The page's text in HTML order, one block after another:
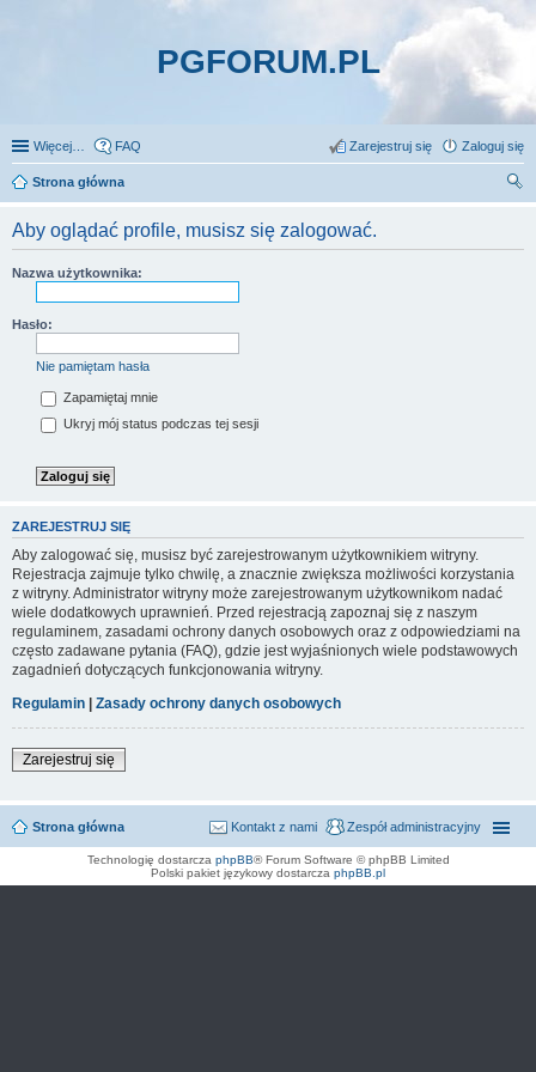
PGFORUM.PL
Więcej… FAQ Zaloguj się
Zarejestruj się
Strona główna
Aby oglądać profile, musisz się zalogować.
Nazwa użytkownika:
Hasło:
Nie pamiętam hasła
Zapamiętaj mnie
Ukryj mój status podczas tej sesji
ZAREJESTRUJ SIĘ
Aby zalogować się, musisz być zarejestrowanym użytkownikiem witryny.
Rejestracja zajmuje tylko chwilę, a znacznie zwiększa możliwości korzystania
z witryny. Administrator witryny może zarejestrowanym użytkownikom nadać
wiele dodatkowych uprawnień. Przed rejestracją zapoznaj się z naszym
regulaminem, zasadami ochrony danych osobowych oraz z odpowiedziami na
często zadawane pytania (FAQ), gdzie jest wyjaśnionych wiele podstawowych
zagadnień dotyczących funkcjonowania witryny.
Regulamin | Zasady ochrony danych osobowych
Zarejestruj się
Strona główna Zespół administracyjny
Kontakt z nami
Technologię dostarcza phpBB® Forum Software © phpBB Limited
Polski pakiet językowy dostarcza phpBB.pl